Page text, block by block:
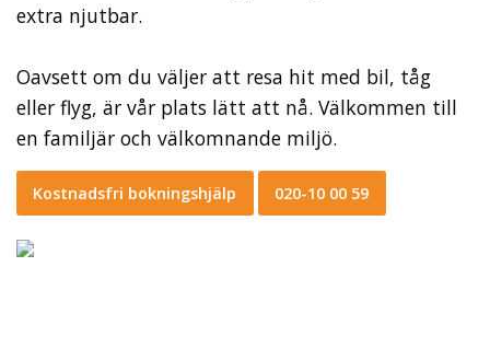
extra njutbar.
Oavsett om du väljer att resa hit med bil, tåg
eller flyg, är vår plats lätt att nå. Välkommen till
en familjär och välkomnande miljö.
Kostnadsfri bokningshjälp 020-10 00 59